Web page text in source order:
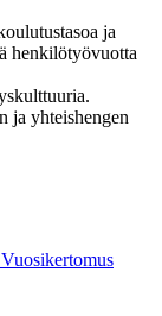
ja
henkilötyövuotta
ja yhteishengen
Vuosikertomus